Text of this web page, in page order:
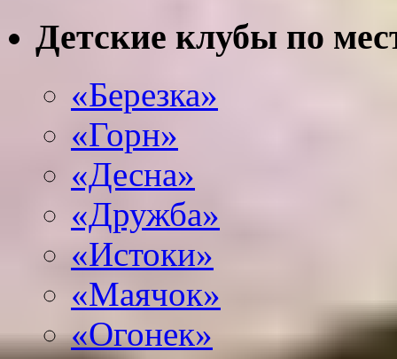
Детские клубы по
«Березка»
«Горн»
«Десна»
«Дружба»
«Истоки»
«Маячок»
«Огонек»